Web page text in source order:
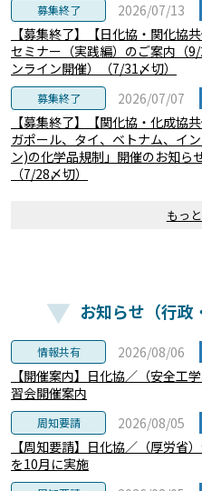
募集終了 2026/07/13
【募集終了】【日化協・関化協
セミナー（実践編）のご案内（
ンライン開催）（7/31〆切）
募集終了 2026/07/07
【募集終了】【関化協・化成協
ガポール、タイ、ベトナム、イ
ン)の化学品規制」開催のお知ら
（7/28〆切）
もっ
お知らせ（行政
情報共有 2026/08/06
【開催案内】日化協／（安全工
習会開催案内
周知要請 2026/08/05
【周知要請】日化協／（厚労省
を10月に実施